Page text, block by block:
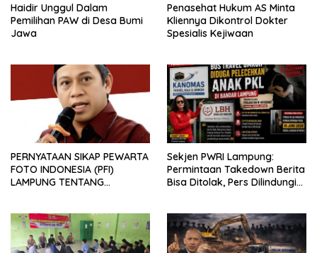
Haidir Unggul Dalam
Pemilihan PAW di Desa Bumi
Jawa
Penasehat Hukum AS Minta
Kliennya Dikontrol Dokter
Spesialis Kejiwaan
PERNYATAAN SIKAP PEWARTA
FOTO INDONESIA (PFI)
LAMPUNG TENTANG
TERHADAP JURNALIS DI
PENGADILAN NEGERI
TANJUNG KARANG.
Sekjen PWRI Lampung:
Permintaan Takedown Berita
Bisa Ditolak, Pers Dilindungi